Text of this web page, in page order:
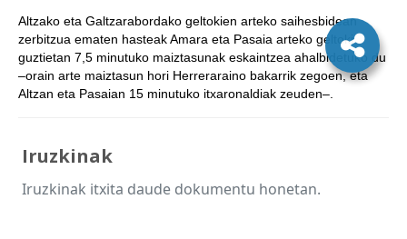
Altzako eta Galtzarabordako geltokien arteko saihesbidean
zerbitzua ematen hasteak Amara eta Pasaia arteko geltoki
guztietan 7,5 minutuko maiztasunak eskaintzea ahalbidetuko du
–orain arte maiztasun hori Herreraraino bakarrik zegoen, eta
Altzan eta Pasaian 15 minutuko itxaronaldiak zeuden–.
Iruzkinak
Iruzkinak itxita daude dokumentu honetan.